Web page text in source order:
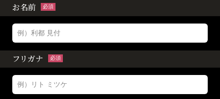
お名前 必須
フリガナ 必須